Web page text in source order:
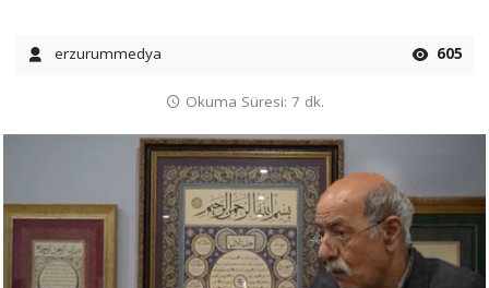
erzurummedya 605
Okuma Süresi: 7 dk.